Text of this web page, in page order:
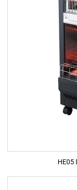
HE05